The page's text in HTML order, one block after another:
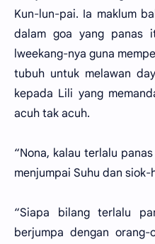
Kun-lun-pai. Ia maklum
dalam goa yang panas
lweekang-nya guna
tubuh untuk melawan
kepada Lili yang
acuh tak acuh.
“Nona, kalau terlalu
menjumpai Suhu dan siok-
“Siapa bilang terlalu
berjumpa dengan